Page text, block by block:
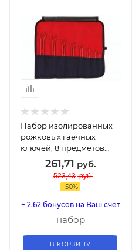
Набор изолированных
рожковых гаечных
ключей, 8 предметов
Wiha 33180
261,71 руб.
523,43 руб.
-50%
+ 2.62 бонусов на Ваш счет
набор
В КОРЗИНУ